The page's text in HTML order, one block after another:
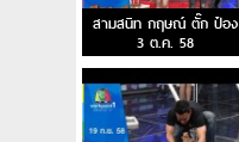
สามสนิท กฤษณ์ ตั๊ก ป๋อง
3 ต.ค. 58